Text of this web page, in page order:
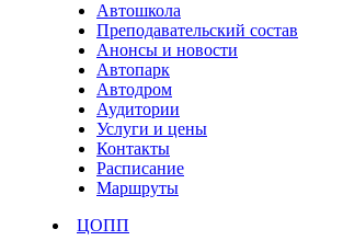
Автошкола
Преподавательский состав
Анонсы и новости
Автопарк
Автодром
Аудитории
Услуги и цены
Контакты
Расписание
Маршруты
ЦОПП